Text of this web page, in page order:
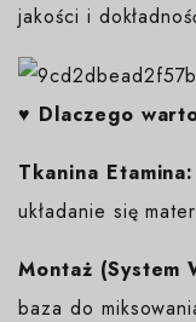
jakości i
♥️ Dlaczego
Tkanina Etamina:
układanie się
Montaż (System
baza do